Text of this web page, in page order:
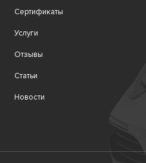
Сертификаты
Услуги
Отзывы
Статьи
Новости